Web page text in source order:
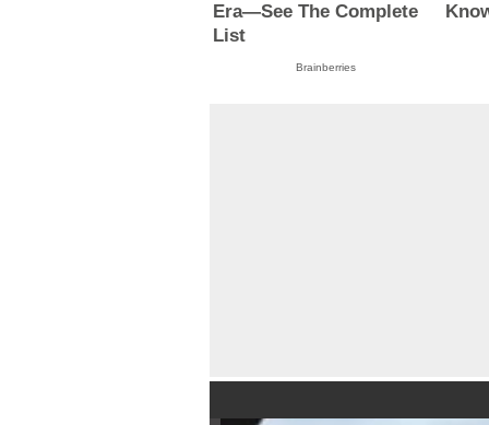
Era—See The Complete
List
Brainberries